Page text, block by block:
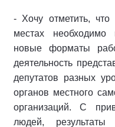
- Хочу отметить,
местах необходимо
новые форматы
деятельность
депутатов разных
органов местного
организаций. С
людей,